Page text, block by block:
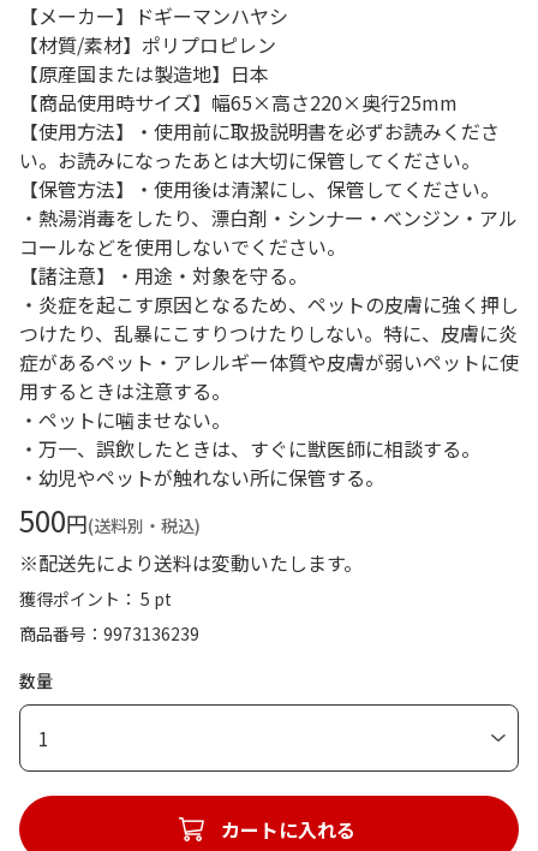
【メーカー】ドギーマンハヤシ
【材質/素材】ポリプロピレン
【原産国または製造地】日本
【商品使用時サイズ】幅65×高さ220×奥行25mm
【使用方法】・使用前に取扱説明書を必ずお読みくださ
い。お読みになったあとは大切に保管してください。
【保管方法】・使用後は清潔にし、保管してください。
・熱湯消毒をしたり、漂白剤・シンナー・ベンジン・アル
コールなどを使用しないでください。
【諸注意】・用途・対象を守る。
・炎症を起こす原因となるため、ペットの皮膚に強く押し
つけたり、乱暴にこすりつけたりしない。特に、皮膚に炎
症があるペット・アレルギー体質や皮膚が弱いペットに使
用するときは注意する。
・ペットに噛ませない。
・万一、誤飲したときは、すぐに獣医師に相談する。
・幼児やペットが触れない所に保管する。
500円(送料別・税込)
※配送先により送料は変動いたします。
獲得ポイント： 5 pt
商品番号
9973136239
数量
1
カートに入れる